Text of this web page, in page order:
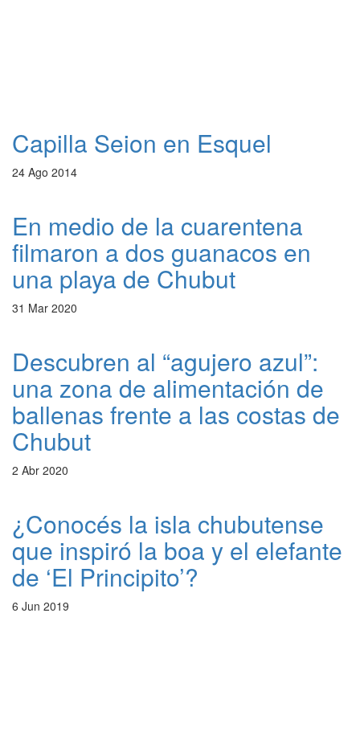
Capilla Seion en Esquel
24 Ago 2014
En medio de la cuarentena
filmaron a dos guanacos en
una playa de Chubut
31 Mar 2020
Descubren al “agujero azul”:
una zona de alimentación de
ballenas frente a las costas de
Chubut
2 Abr 2020
¿Conocés la isla chubutense
que inspiró la boa y el elefante
de ‘El Principito’?
6 Jun 2019